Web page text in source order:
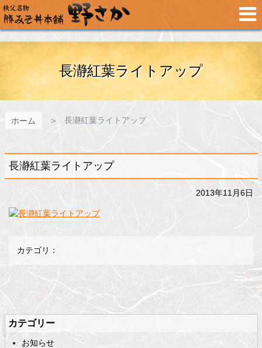
メ
イ
ン
コ
プ
長瀞紅葉ライトアップ
ホーム 長瀞紅葉ライトアップ
長瀞紅葉ライトアップ
2013年11月6日
カテゴリ：
メ
イ
ン
ペ
ー
ジカテゴリー
お知らせ